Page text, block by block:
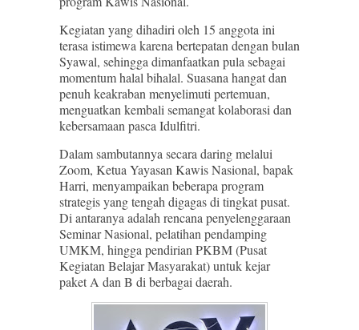
Kegiatan yang dihadiri oleh 15 anggota ini
terasa istimewa karena bertepatan dengan bulan
Syawal, sehingga dimanfaatkan pula sebagai
momentum halal bihalal. Suasana hangat dan
penuh keakraban menyelimuti pertemuan,
menguatkan kembali semangat kolaborasi dan
kebersamaan pasca Idulfitri.
Dalam sambutannya secara daring melalui
Zoom, Ketua Yayasan Kawis Nasional, bapak
Harri, menyampaikan beberapa program
strategis yang tengah digagas di tingkat pusat.
Di antaranya adalah rencana penyelenggaraan
Seminar Nasional, pelatihan pendamping
UMKM, hingga pendirian PKBM (Pusat
Kegiatan Belajar Masyarakat) untuk kejar
paket A dan B di berbagai daerah.